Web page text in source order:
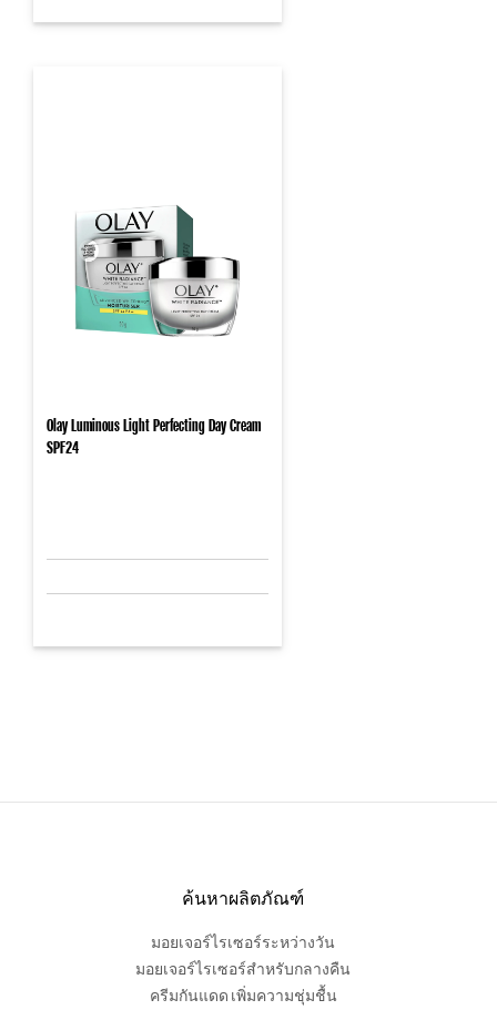
Olay Luminous Light Perfecting Day Cream
SPF24
ค้นหาผลิตภัณฑ์
มอยเจอร์ไรเซอร์ระหว่างวัน
มอยเจอร์ไรเซอร์สำหรับกลางคืน
ครีมกันแดด เพิ่มความชุ่มชื้น